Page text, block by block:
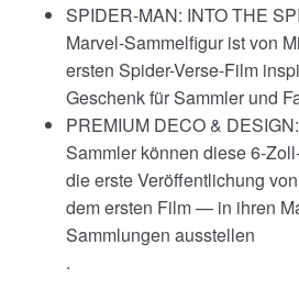
war:
€30.72
ist:
€29.45.
SPIDER-MAN: INTO THE
Marvel-Sammelfigur ist von
ersten Spider-Verse-Film
Geschenk für Sammler und
PREMIUM DECO &
Sammler können diese 6-
die erste Veröffentlichung
dem ersten Film — in ihren
Sammlungen ausstellen
.